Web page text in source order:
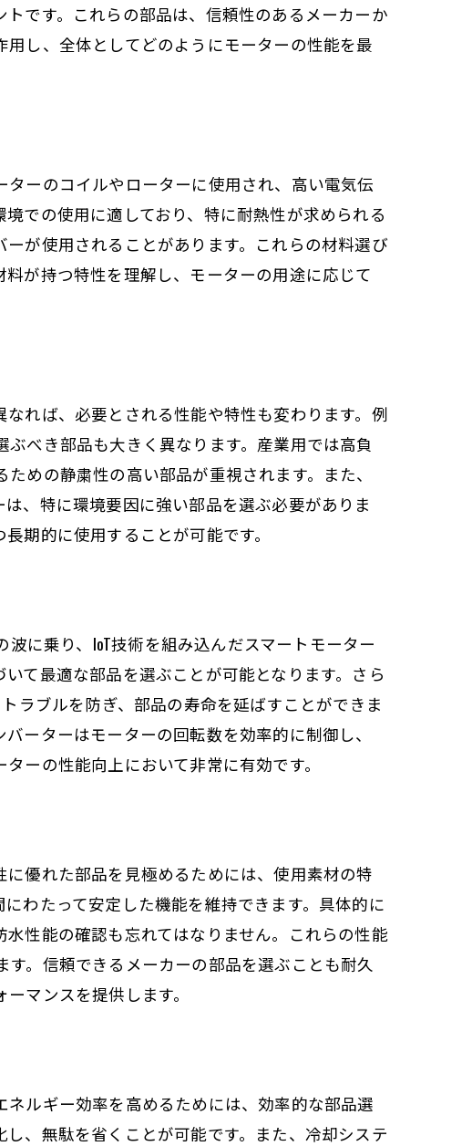
の特徴
訣
選定
です。これらの部品は、信頼性のあるメーカーか
し、全体としてどのようにモーターの性能を最
ーのコイルやローターに使用され、高い電気伝
での使用に適しており、特に耐熱性が求められる
が使用されることがあります。これらの材料選び
が持つ特性を理解し、モーターの用途に応じて
れば、必要とされる性能や特性も変わります。例
べき部品も大きく異なります。産業用では高負
めの静粛性の高い部品が重視されます。また、
、特に環境要因に強い部品を選ぶ必要がありま
期的に使用することが可能です。
に乗り、IoT技術を組み込んだスマートモーター
て最適な部品を選ぶことが可能となります。さら
ラブルを防ぎ、部品の寿命を延ばすことができま
ーターはモーターの回転数を効率的に制御し、
ーの性能向上において非常に有効です。
優れた部品を見極めるためには、使用素材の特
わたって安定した機能を維持できます。具体的に
性能の確認も忘れてはなりません。これらの性能
。信頼できるメーカーの部品を選ぶことも耐久
マンスを提供します。
ルギー効率を高めるためには、効率的な部品選
、無駄を省くことが可能です。また、冷却システ